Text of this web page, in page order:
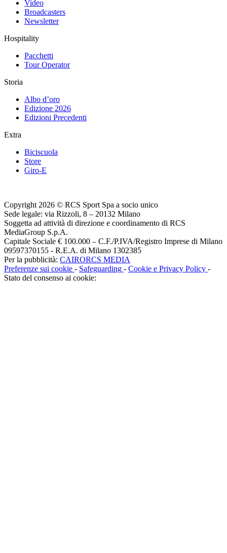
Video
Broadcasters
Newsletter
Hospitality
Pacchetti
Tour Operator
Storia
Albo d’oro
Edizione 2026
Edizioni Precedenti
Extra
Biciscuola
Store
Giro-E
Copyright 2026 © RCS Sport Spa a socio unico
Sede legale: via Rizzoli, 8 – 20132 Milano
Soggetta ad attività di direzione e coordinamento di RCS
MediaGroup S.p.A.
Capitale Sociale € 100.000 – C.F./P.IVA/Registro Imprese di Milano
09597370155 - R.E.A. di Milano 1302385
Per la pubblicità: CAIRORCS MEDIA
Preferenze sui cookie - Safeguarding - Cookie e Privacy Policy -
Stato del consenso ai cookie: